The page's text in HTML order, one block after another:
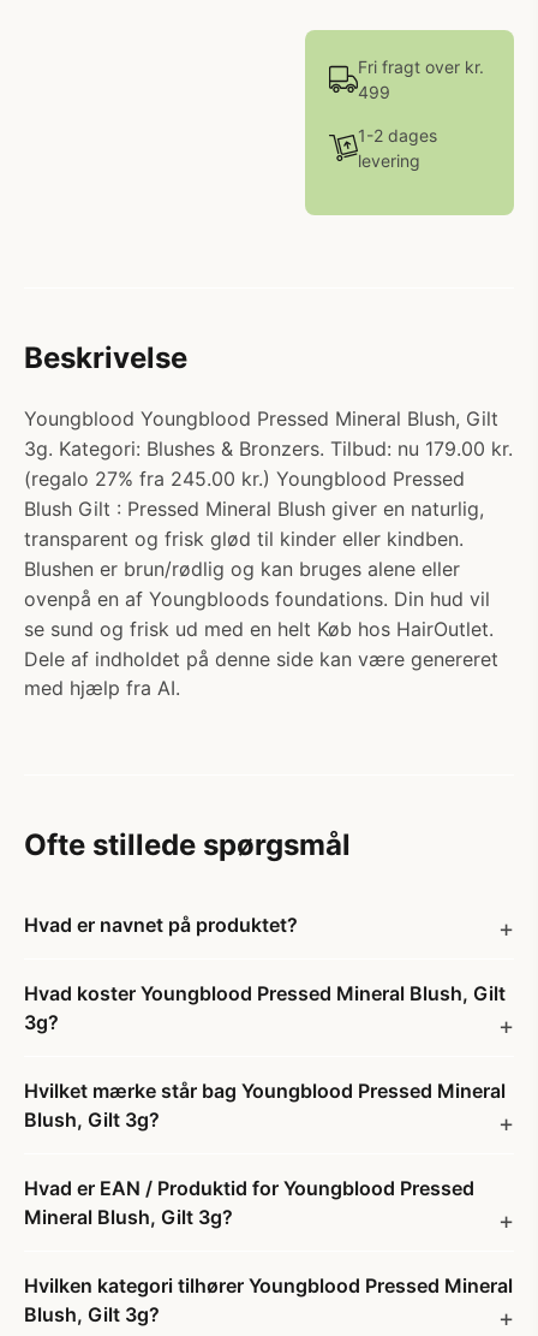
Fri fragt over kr.
499
1-2 dages
levering
Beskrivelse
Youngblood Youngblood Pressed Mineral Blush, Gilt
3g. Kategori: Blushes & Bronzers. Tilbud: nu 179.00 kr.
(regalo 27% fra 245.00 kr.) Youngblood Pressed
Blush Gilt : Pressed Mineral Blush giver en naturlig,
transparent og frisk glød til kinder eller kindben.
Blushen er brun/rødlig og kan bruges alene eller
ovenpå en af Youngbloods foundations. Din hud vil
se sund og frisk ud med en helt Køb hos HairOutlet.
Dele af indholdet på denne side kan være genereret
med hjælp fra AI.
Ofte stillede spørgsmål
Hvad er navnet på produktet?
Hvad koster Youngblood Pressed Mineral Blush, Gilt
3g?
Hvilket mærke står bag Youngblood Pressed Mineral
Blush, Gilt 3g?
Hvad er EAN / Produktid for Youngblood Pressed
Mineral Blush, Gilt 3g?
Hvilken kategori tilhører Youngblood Pressed Mineral
Blush, Gilt 3g?